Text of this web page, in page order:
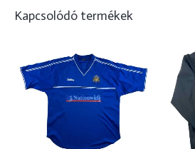
Kapcsolódó termékek